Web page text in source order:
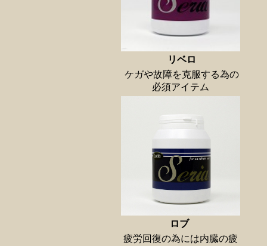
リベロ
ケガや故障を克服する為の
必須アイテム
ロブ
疲労回復の為には内臓の疲